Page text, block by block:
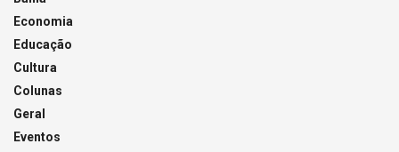
Economia
Educação
Cultura
Colunas
Geral
Eventos